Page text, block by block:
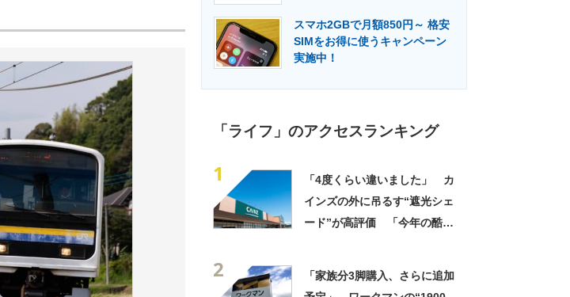
スマホ2GBで月額850円～ 格安
SIMをお得に使うキャンペーン
実施中！
「ライフ」のアクセスランキング
1
「4度くらい違いました」 カ
インズの外に吊るす“遮光シェ
ード”が高評価 「今年の酷暑
2
「家族分3脚購入、さらに追加